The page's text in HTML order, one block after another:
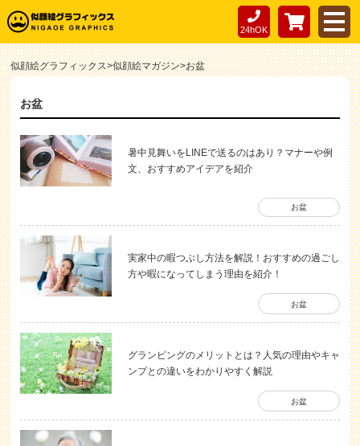
24hOK
似顔絵グラフィックス>似顔絵マガジン>お盆
お盆
暑中見舞いをLINEで送るのはあり？マナーや例
文、おすすめアイデアを紹介
お盆
実家中の暇つぶし方法を解説！おすすめの過ごし
方や暇になってしまう理由を紹介！
お盆
グランピングのメリットとは？人気の理由やキャ
ンプとの違いをわかりやすく解説
お盆